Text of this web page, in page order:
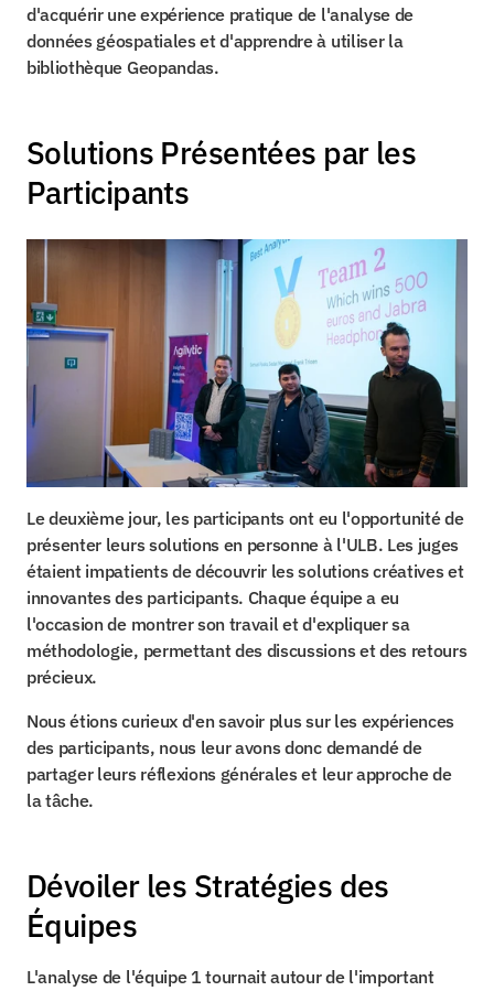
d'acquérir une expérience pratique de l'analyse de
données géospatiales et d'apprendre à utiliser la
bibliothèque Geopandas.
Solutions Présentées par les
Participants
Le deuxième jour, les participants ont eu l'opportunité de
présenter leurs solutions en personne à l'ULB. Les juges
étaient impatients de découvrir les solutions créatives et
innovantes des participants. Chaque équipe a eu
l'occasion de montrer son travail et d'expliquer sa
méthodologie, permettant des discussions et des retours
précieux.
Nous étions curieux d'en savoir plus sur les expériences
des participants, nous leur avons donc demandé de
partager leurs réflexions générales et leur approche de
la tâche.
Dévoiler les Stratégies des
Équipes
L'analyse de l'équipe 1 tournait autour de l'important